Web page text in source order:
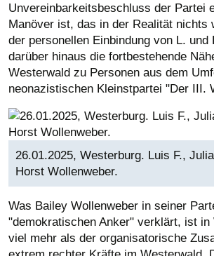
Unvereinbarkeitsbeschluss der Partei
Manöver ist, das in der Realität nichts
der personellen Einbindung von L. und
darüber hinaus die fortbestehende
Westerwald zu Personen aus dem
neonazistischen Kleinstpartei "Der III.
26.01.2025, Westerburg. Luis F.,
Horst Wollenweber.
Was Bailey Wollenweber in seiner
"demokratischen Anker" verklärt, ist in
viel mehr als der organisatorische